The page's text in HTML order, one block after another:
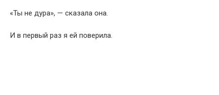
«Ты не дура», — сказала она.
И в первый раз я ей поверила.